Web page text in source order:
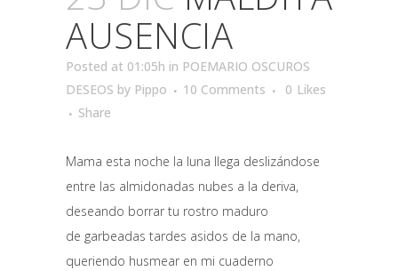
AUSENCIA
Posted at 01:05h in POEMARIO OSCUROS
DESEOS by Pippo 10 Comments 0 Likes
Share
Mama esta noche la luna llega deslizándose
entre las almidonadas nubes a la deriva,
deseando borrar tu rostro maduro
de garbeadas tardes asidos de la mano,
queriendo husmear en mi cuaderno